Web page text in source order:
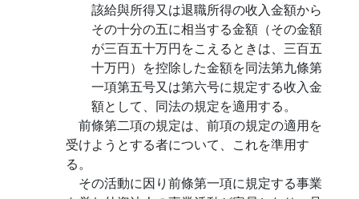
該給與所得又は退職所得の收入金額から
その十分の五に相当する金額（その金額
が三百五十万円をこえるときは、三百五
十万円）を控除した金額を同法第九條第
一項第五号又は第六号に規定する收入金
額として、同法の規定を適用する。
前條第二項の規定は、前項の規定の適用を
受けようとする者について、これを準用す
る。
その活動に因り前條第一項に規定する事業